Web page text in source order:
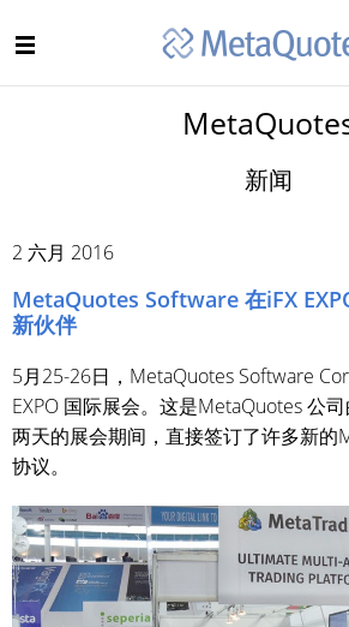
新闻
2 六月 2016
MetaQuotes Software 在iFX
新伙伴
5月25-26日，MetaQuotes Software
EXPO 国际展会。这是MetaQuotes 公
两天的展会期间，直接签订了许多新的
协议。